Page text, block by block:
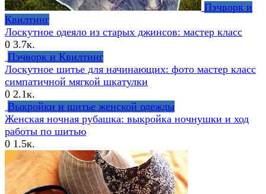
Пэчворк и
Квилтинг
Лоскутное одеяло из старых джинсов: мастер класс
0 3.7к.
Пэчворк и Квилтинг
Лоскутное шитье для начинающих: фото мастер класс
симпатичной мягкой шкатулки
0 2.1к.
Выкройки и шитье женской одежды
Женская ночная рубашка: выкройка ночнушки и ход
работы по шитью
0 1.5к.